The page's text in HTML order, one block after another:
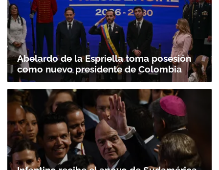
Abelardo de la Espriella toma posesión
como nuevo presidente de Colombia